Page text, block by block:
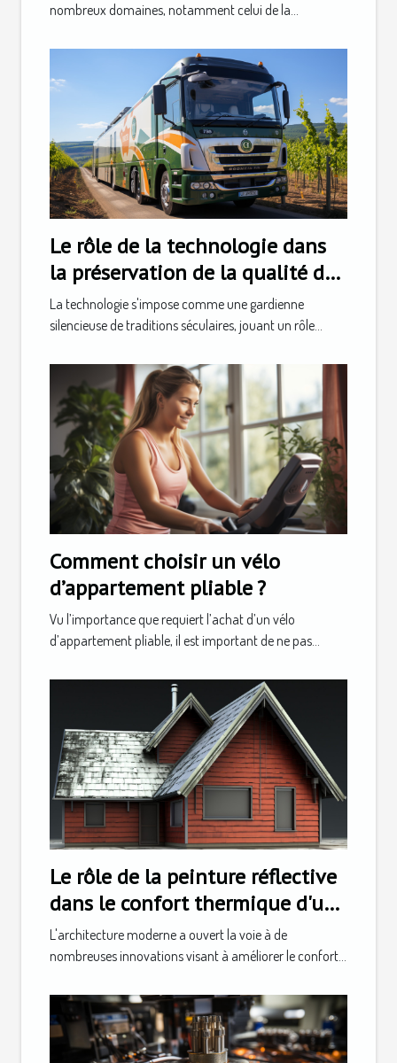
l'intelligence artificielle
nombreux domaines, notamment celui de la...
Le rôle de la technologie dans
la préservation de la qualité du
champagne pendant le
transport
La technologie s'impose comme une gardienne
silencieuse de traditions séculaires, jouant un rôle...
Comment choisir un vélo
d’appartement pliable ?
Vu l’importance que requiert l’achat d’un vélo
d’appartement pliable, il est important de ne pas...
Le rôle de la peinture réflective
dans le confort thermique d'une
maison
L'architecture moderne a ouvert la voie à de
nombreuses innovations visant à améliorer le confort...